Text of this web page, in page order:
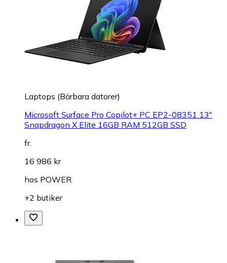
Laptops (Bärbara datorer)
Microsoft Surface Pro Copilot+ PC EP2-08351 13"
Snapdragon X Elite 16GB RAM 512GB SSD
fr.
16 986 kr
hos POWER
+2 butiker